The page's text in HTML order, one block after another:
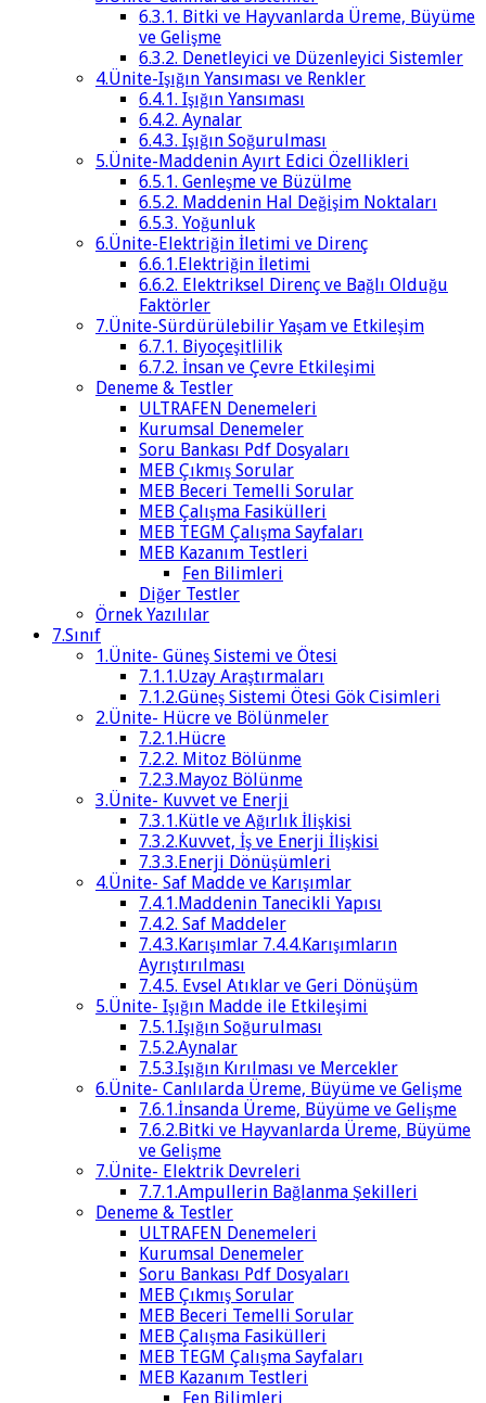
6.3.1. Bitki ve Hayvanlarda Üreme, Büyüme
ve Gelişme
6.3.2. Denetleyici ve Düzenleyici Sistemler
4.Ünite-Işığın Yansıması ve Renkler
6.4.1. Işığın Yansıması
6.4.2. Aynalar
6.4.3. Işığın Soğurulması
5.Ünite-Maddenin Ayırt Edici Özellikleri
6.5.1. Genleşme ve Büzülme
6.5.2. Maddenin Hal Değişim Noktaları
6.5.3. Yoğunluk
6.Ünite-Elektriğin İletimi ve Direnç
6.6.1.Elektriğin İletimi
6.6.2. Elektriksel Direnç ve Bağlı Olduğu
Faktörler
7.Ünite-Sürdürülebilir Yaşam ve Etkileşim
6.7.1. Biyoçeşitlilik
6.7.2. İnsan ve Çevre Etkileşimi
Deneme & Testler
ULTRAFEN Denemeleri
Kurumsal Denemeler
Soru Bankası Pdf Dosyaları
MEB Çıkmış Sorular
MEB Beceri Temelli Sorular
MEB Çalışma Fasikülleri
MEB TEGM Çalışma Sayfaları
MEB Kazanım Testleri
Fen Bilimleri
Diğer Testler
Örnek Yazılılar
7.Sınıf
1.Ünite- Güneş Sistemi ve Ötesi
7.1.1.Uzay Araştırmaları
7.1.2.Güneş Sistemi Ötesi Gök Cisimleri
2.Ünite- Hücre ve Bölünmeler
7.2.1.Hücre
7.2.2. Mitoz Bölünme
7.2.3.Mayoz Bölünme
3.Ünite- Kuvvet ve Enerji
7.3.1.Kütle ve Ağırlık İlişkisi
7.3.2.Kuvvet, İş ve Enerji İlişkisi
7.3.3.Enerji Dönüşümleri
4.Ünite- Saf Madde ve Karışımlar
7.4.1.Maddenin Tanecikli Yapısı
7.4.2. Saf Maddeler
7.4.3.Karışımlar 7.4.4.Karışımların
Ayrıştırılması
7.4.5. Evsel Atıklar ve Geri Dönüşüm
5.Ünite- Işığın Madde ile Etkileşimi
7.5.1.Işığın Soğurulması
7.5.2.Aynalar
7.5.3.Işığın Kırılması ve Mercekler
6.Ünite- Canlılarda Üreme, Büyüme ve Gelişme
7.6.1.İnsanda Üreme, Büyüme ve Gelişme
7.6.2.Bitki ve Hayvanlarda Üreme, Büyüme
ve Gelişme
7.Ünite- Elektrik Devreleri
7.7.1.Ampullerin Bağlanma Şekilleri
Deneme & Testler
ULTRAFEN Denemeleri
Kurumsal Denemeler
Soru Bankası Pdf Dosyaları
MEB Çıkmış Sorular
MEB Beceri Temelli Sorular
MEB Çalışma Fasikülleri
MEB TEGM Çalışma Sayfaları
MEB Kazanım Testleri
Fen Bilimleri